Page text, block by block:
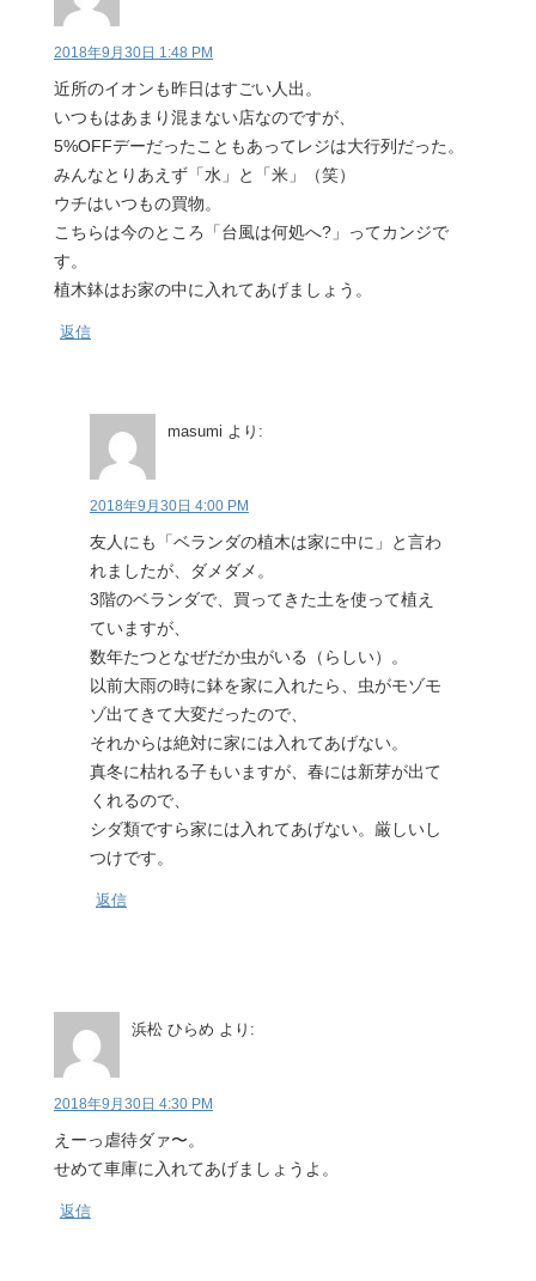
2018年9月30日 1:48 PM
近所のイオンも昨日はすごい人出。
いつもはあまり混まない店なのですが、
5%OFFデーだったこともあってレジは大行列だった。
みんなとりあえず「水」と「米」（笑）
ウチはいつもの買物。
こちらは今のところ「台風は何処へ?」ってカンジで
す。
植木鉢はお家の中に入れてあげましょう。
返信
masumi より:
2018年9月30日 4:00 PM
友人にも「ベランダの植木は家に中に」と言わ
れましたが、ダメダメ。
3階のベランダで、買ってきた土を使って植え
ていますが、
数年たつとなぜだか虫がいる（らしい）。
以前大雨の時に鉢を家に入れたら、虫がモゾモ
ゾ出てきて大変だったので、
それからは絶対に家には入れてあげない。
真冬に枯れる子もいますが、春には新芽が出て
くれるので、
シダ類ですら家には入れてあげない。厳しいし
つけです。
返信
浜松 ひらめ より:
2018年9月30日 4:30 PM
えーっ虐待ダァ〜。
せめて車庫に入れてあげましょうよ。
返信